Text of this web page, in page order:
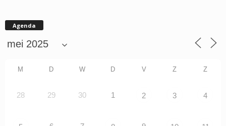
Agenda
M D W D V Z Z
28 29 30 1 2 3 4